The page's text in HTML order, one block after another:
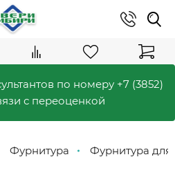
по номеру +7 (3852)
с переоценкой
Фурнитура Фурнитура